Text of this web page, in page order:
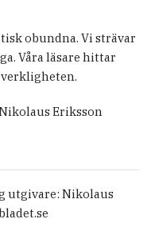
obundna. Vi strävar
Våra läsare hittar
Eriksson
utgivare: Nikolaus